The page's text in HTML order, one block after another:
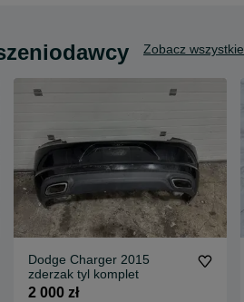
Zobacz wszystkie
Dodge Charger 2015
zderzak tyl komplet
2 000 zł